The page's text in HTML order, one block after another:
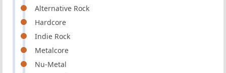
Alternative Rock
Hardcore
Indie Rock
Metalcore
Nu-Metal